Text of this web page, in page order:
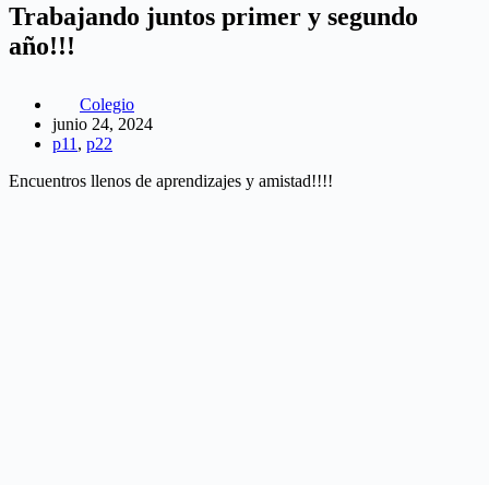
Trabajando juntos primer y segundo
año!!!
Colegio
junio 24, 2024
p11 , p22
Encuentros llenos de aprendizajes y amistad!!!!